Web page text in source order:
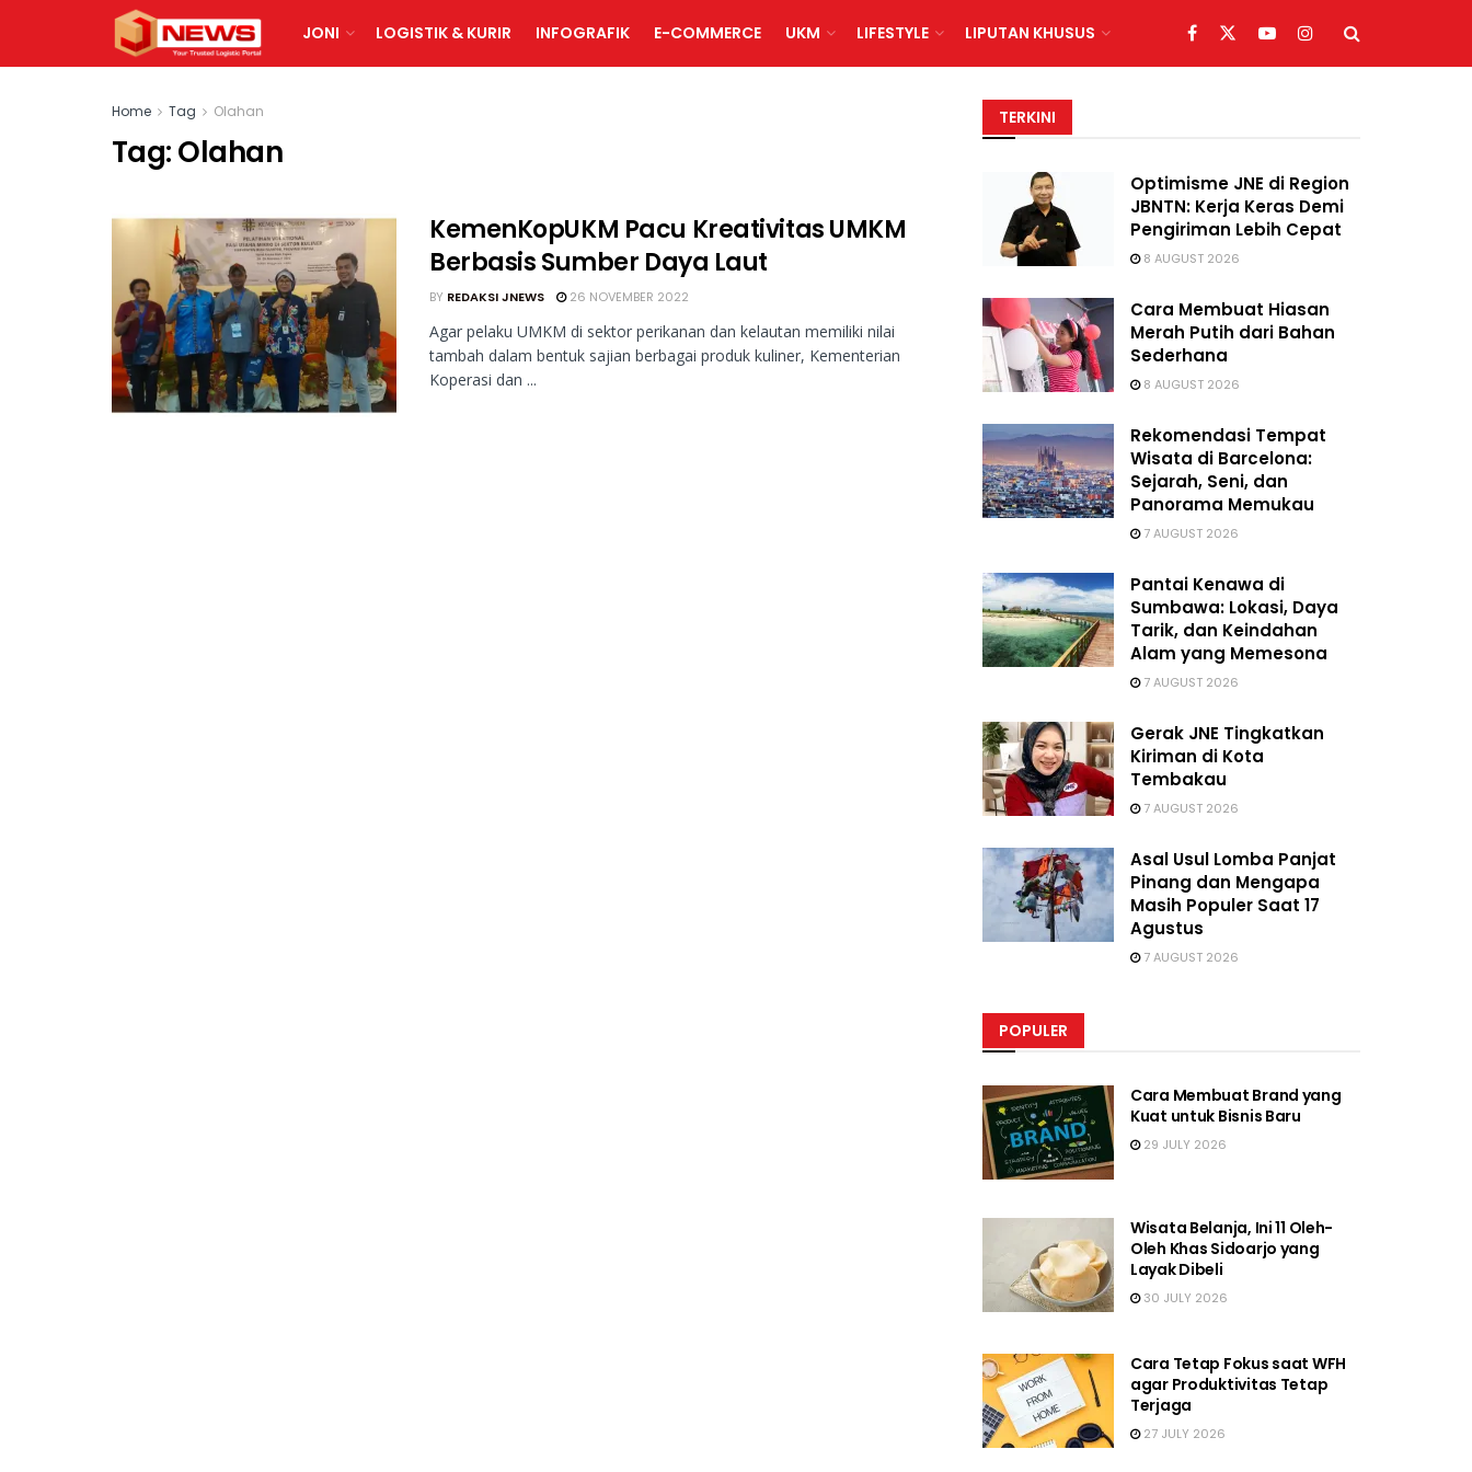
JONI LOGISTIK & KURIR INFOGRAFIK E-COMMERCE UKM LIFESTYLE LIPUTAN KHUSUS
Home Tag Olahan
Tag:Olahan
KemenKopUKM Pacu Kreativitas UMKM
Berbasis Sumber Daya Laut
BY REDAKSI JNEWS 26 NOVEMBER 2022
Agar pelaku UMKM di sektor perikanan dan kelautan memiliki nilai
tambah dalam bentuk sajian berbagai produk kuliner, Kementerian
Koperasi dan ...
TERKINI
Optimisme JNE di Region
JBNTN: Kerja Keras Demi
Pengiriman Lebih Cepat
8 AUGUST 2026
Cara Membuat Hiasan
Merah Putih dari Bahan
Sederhana
8 AUGUST 2026
Rekomendasi Tempat
Wisata di Barcelona:
Sejarah, Seni, dan
Panorama Memukau
7 AUGUST 2026
Pantai Kenawa di
Sumbawa: Lokasi, Daya
Tarik, dan Keindahan
Alam yang Memesona
7 AUGUST 2026
Gerak JNE Tingkatkan
Kiriman di Kota
Tembakau
7 AUGUST 2026
Asal Usul Lomba Panjat
Pinang dan Mengapa
Masih Populer Saat 17
Agustus
7 AUGUST 2026
POPULER
Cara Membuat Brand yang
Kuat untuk Bisnis Baru
29 JULY 2026
Wisata Belanja, Ini 11 Oleh-
Oleh Khas Sidoarjo yang
Layak Dibeli
30 JULY 2026
Cara Tetap Fokus saat WFH
agar Produktivitas Tetap
Terjaga
27 JULY 2026